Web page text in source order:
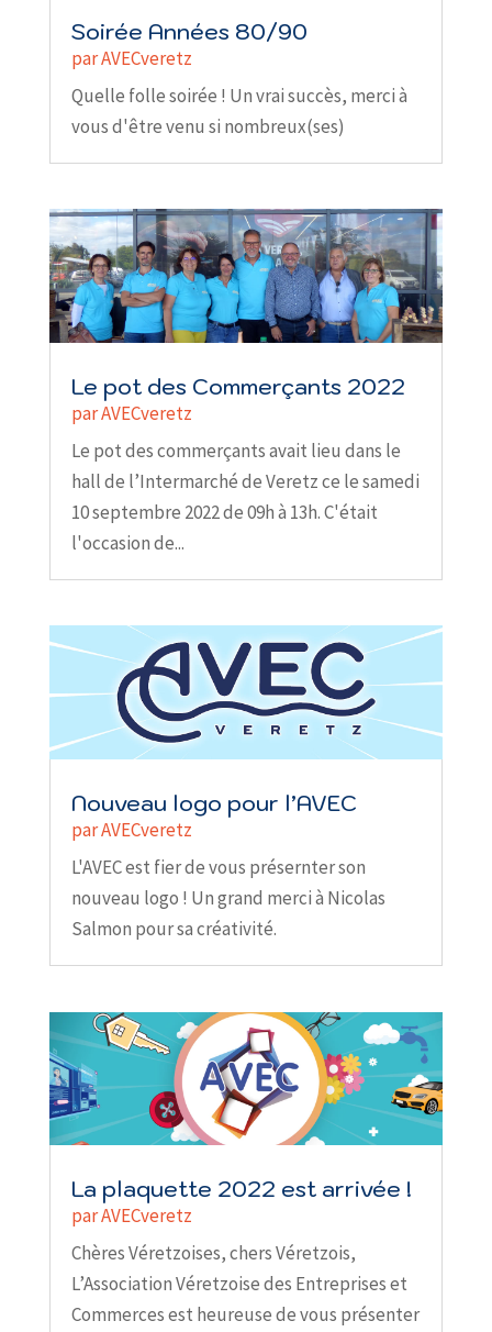
Soirée Années 80/90
parAVECveretz
Quelle folle soirée ! Un vrai succès, merci à
vous d'être venu si nombreux(ses)
Le pot des Commerçants 2022
parAVECveretz
Le pot des commerçants avait lieu dans le
hall de l’Intermarché de Veretz ce le samedi
10 septembre 2022 de 09h à 13h. C'était
l'occasion de...
Nouveau logo pour l’AVEC
parAVECveretz
L'AVEC est fier de vous présernter son
nouveau logo ! Un grand merci à Nicolas
Salmon pour sa créativité.
La plaquette 2022 est arrivée !
parAVECveretz
Chères Véretzoises, chers Véretzois,
L’Association Véretzoise des Entreprises et
Commerces est heureuse de vous présenter